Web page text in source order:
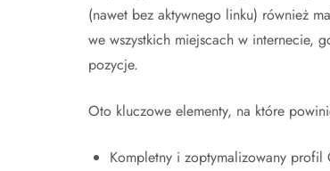
(nawet bez aktywnego linku) również
we wszystkich miejscach w internecie,
pozycje.
Oto kluczowe elementy, na które
Kompletny i zoptymalizowany profil